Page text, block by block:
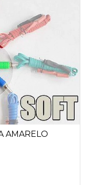
AMARELO